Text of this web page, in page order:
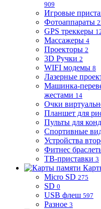
909
Игровые
Фотоаппараты
GPS треккеры
Массажеры 4
Проекторы 2
3D Ручки 2
WIFI модемы 8
Лазерные
Машинка-
жестами 14
Очки
Планшет для
Пульты для
Спортивные
Устройства
Фитнес
ТВ-приставки 3
Micro SD 275
SD 0
USB флеш 597
Разное 3